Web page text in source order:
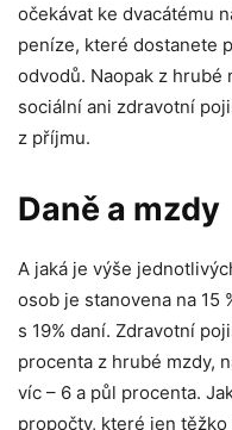
očekávat ke dvacátému
peníze, které dostanete
odvodů. Naopak z
sociální ani zdravotní
z příjmu.
Daně a mzdy
A jaká je výše
osob je stanovena na 15
s 19% daní. Zdravotní
procenta z hrubé mzdy,
víc – 6 a půl procenta.
propočty, které jen